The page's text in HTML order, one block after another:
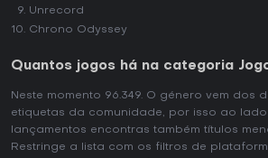
Unrecord
Chrono Odyssey
Quantos jogos há na categoria
Neste momento 96.349. O género vem dos
etiquetas da comunidade, por isso ao
lançamentos encontras também títulos
Restringe a lista com os filtros de